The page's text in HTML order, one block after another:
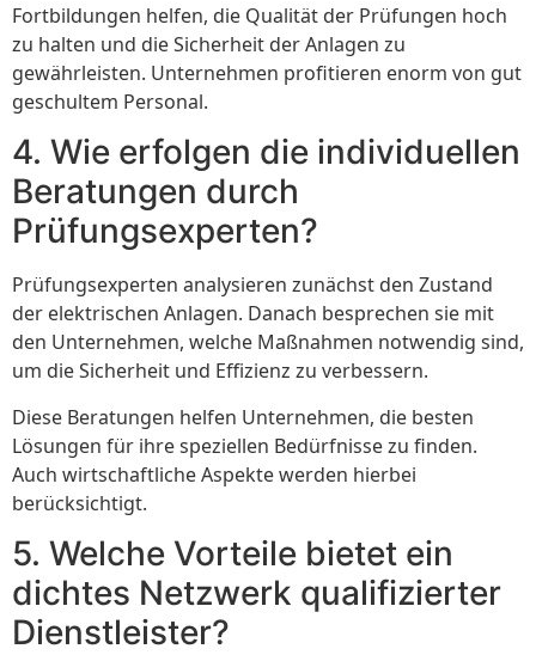
Fortbildungen helfen, die Qualität der Prüfungen hoch
zu halten und die Sicherheit der Anlagen zu
gewährleisten. Unternehmen profitieren enorm von gut
geschultem Personal.
4. Wie erfolgen die individuellen
Beratungen durch
Prüfungsexperten?
Prüfungsexperten analysieren zunächst den Zustand
der elektrischen Anlagen. Danach besprechen sie mit
den Unternehmen, welche Maßnahmen notwendig sind,
um die Sicherheit und Effizienz zu verbessern.
Diese Beratungen helfen Unternehmen, die besten
Lösungen für ihre speziellen Bedürfnisse zu finden.
Auch wirtschaftliche Aspekte werden hierbei
berücksichtigt.
5. Welche Vorteile bietet ein
dichtes Netzwerk qualifizierter
Dienstleister?